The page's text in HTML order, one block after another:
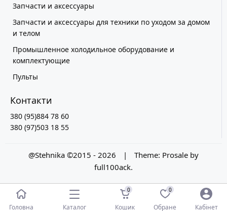
Головна Каталог Кошик
0 0
Обране Кабінет
Запчасти и аксессуары
Запчасти и аксессуары для техники по уходом за домом
и телом
Промышленное холодильное оборудование и
комплектующие
Пульты
Контакти
380 (95)884 78 60
380 (97)503 18 55
@Stehnika ©2015 - 2026 | Theme: Prosale by
full100ack.